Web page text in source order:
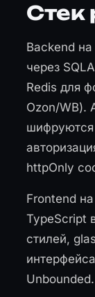
Стек
Backend
через
Redis для
Ozon/WB).
шифруются
httpOnly
Frontend
TypeScript
стилей,
Unbounded.